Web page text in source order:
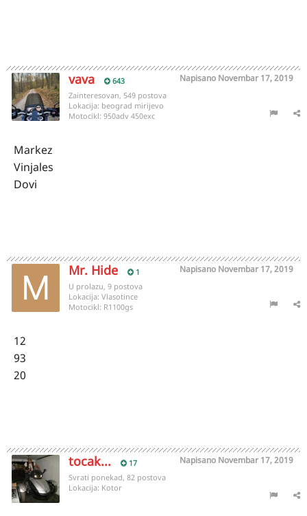
vava 643 Napisano Novembar 17, 2019
Zainteresovan, 549 postova
Lokacija: beograd mirijevo
Motocikl: 950adv 450exc
Markez
Vinjales
Dovi
Mr. Hide 1 Napisano Novembar 17, 2019
U prolazu, 9 postova
Lokacija: Vlasotince
Motocikl: R1100gs
12
93
20
tocak... 17 Napisano Novembar 17, 2019
Svrati ponekad, 82 postova
Lokacija: Kotor